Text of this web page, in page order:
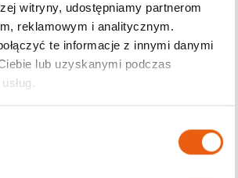
witryny, udostępniamy partnerom
reklamowym i analitycznym.
te informacje z innymi danymi
lub uzyskanymi podczas
Darmowa dostawa
od 200zł